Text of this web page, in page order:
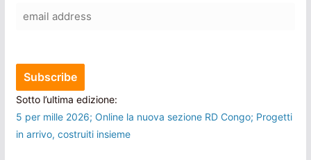
Sotto l’ultima edizione:
5 per mille 2026; Online la nuova sezione RD Congo; Progetti
in arrivo, costruiti insieme